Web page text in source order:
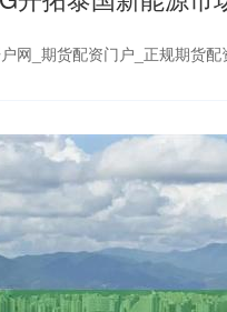
网_期货配资门户_正规期货配